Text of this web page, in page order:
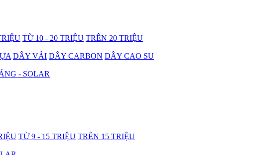
TỪ 10 - 20 TRIỆU TRÊN 20 TRIỆU
DÂY VẢI DÂY CARBON DÂY CAO SU
- SOLAR
TỪ 9 - 15 TRIỆU TRÊN 15 TRIỆU